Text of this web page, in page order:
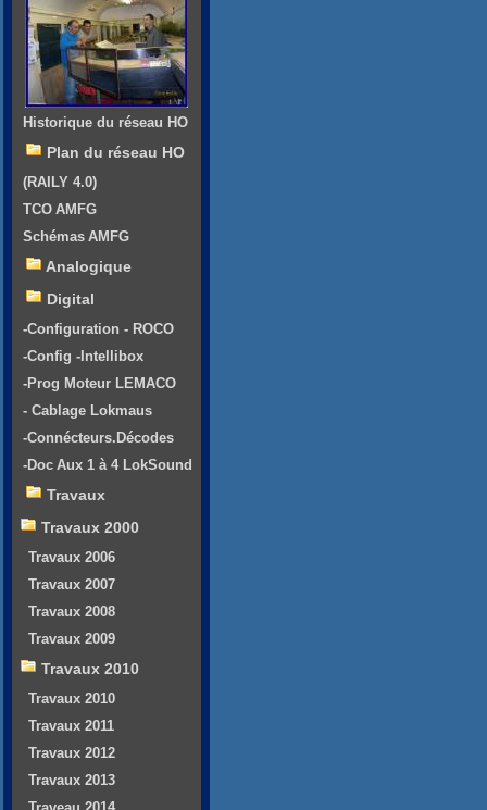
Historique du réseau HO
Plan du réseau HO
(RAILY 4.0)
TCO AMFG
Schémas AMFG
Analogique
Digital
-Configuration - ROCO
-Config -Intellibox
-Prog Moteur LEMACO
- Cablage Lokmaus
-Connécteurs.Décodes
-Doc Aux 1 à 4 LokSound
Travaux
Travaux 2000
Travaux 2006
Travaux 2007
Travaux 2008
Travaux 2009
Travaux 2010
Travaux 2010
Travaux 2011
Travaux 2012
Travaux 2013